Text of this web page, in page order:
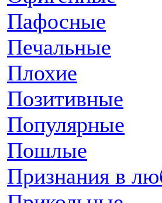
Пафосные
Печальные
Плохие
Позитивные
Популярные
Пошлые
Признания в